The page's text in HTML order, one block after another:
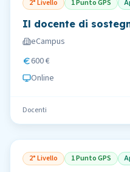
2° Livello 1 Punto GPS
Il docente di
eCampus
600 €
Online
Docenti
2° Livello 1 Punto GPS